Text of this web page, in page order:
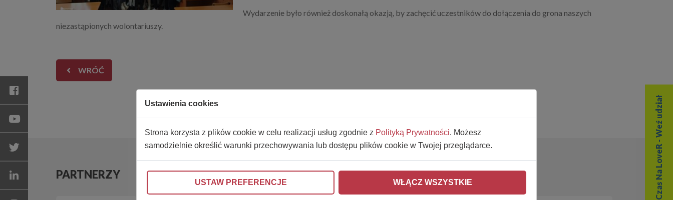
Ustawienia cookies
Strona korzysta z plików cookie w celu realizacji usług zgodnie z Polityką Prywatności. Możesz
samodzielnie określić warunki przechowywania lub dostępu plików cookie w Twojej przeglądarce.
USTAW PREFERENCJE WŁĄCZ WSZYSTKIE
Wydarzenie było również doskonałą okazją, by zachęcić uczestników do dołączenia do grona naszych
niezastąpionych wolontariuszy.
WRÓĆ
PARTNERZY PARNERZY CD Czas Na LoveR - Weź udział